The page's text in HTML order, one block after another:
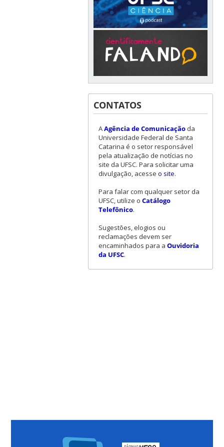
CONTATOS
AAgência de Comunicaçãoda
Universidade Federal de Santa
Catarina é o setor responsável
pela atualização de notícias no
site da UFSC. Para solicitar uma
divulgação, acesse o site.
Para falar com qualquer setor da
UFSC, utilize o Catálogo
Telefônico.
Sugestões, elogios ou
reclamações devem ser
encaminhados para a Ouvidoria
da UFSC.